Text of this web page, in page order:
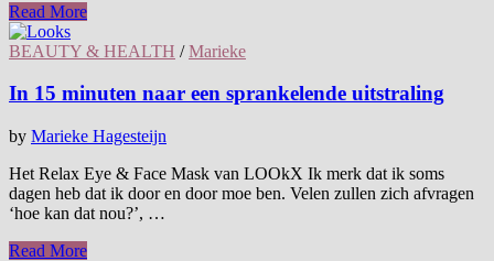
Read More
BEAUTY & HEALTH /Marieke
In 15 minuten naar een sprankelende uitstraling
by Marieke Hagesteijn
Het Relax Eye & Face Mask van LOOkX Ik merk dat ik soms
dagen heb dat ik door en door moe ben. Velen zullen zich afvragen
‘hoe kan dat nou?’, …
Read More